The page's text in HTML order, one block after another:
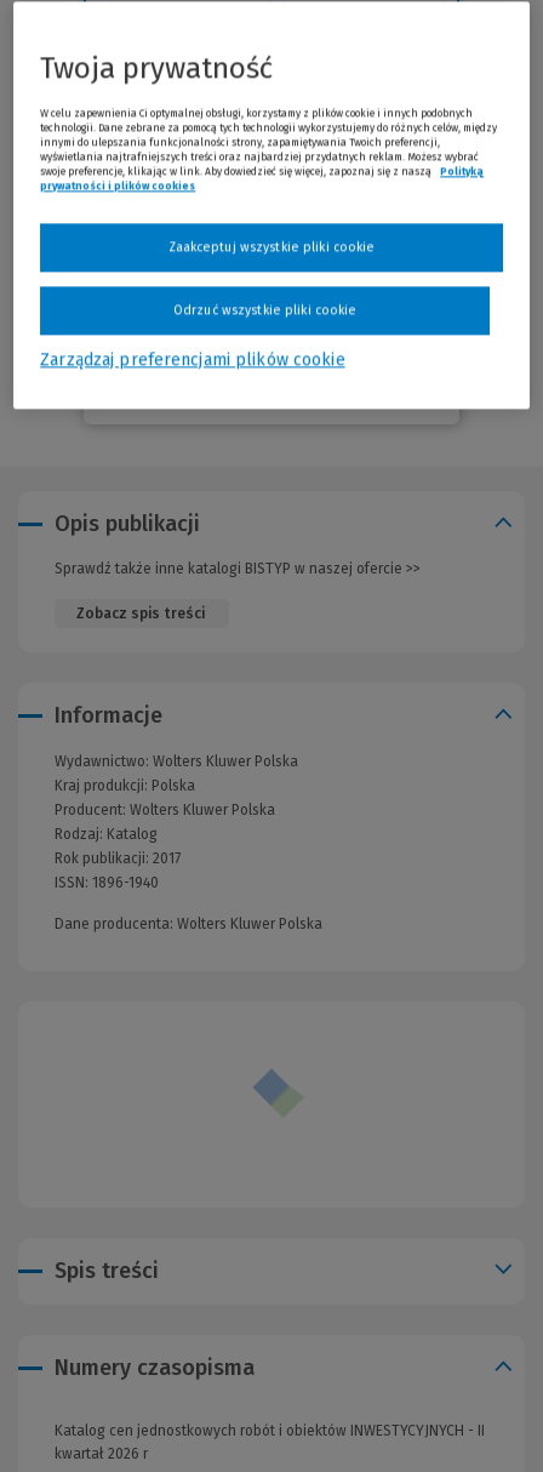
Opis publikacji
Sprawdź także inne katalogi BISTYP w naszej ofercie >>
Zobacz spis treści
Informacje
Wydawnictwo: Wolters Kluwer Polska
Kraj produkcji: Polska
Producent: Wolters Kluwer Polska
Rodzaj: Katalog
Rok publikacji: 2017
ISSN: 1896-1940
Dane producenta: Wolters Kluwer Polska
Spis treści
Numery czasopisma
Katalog cen jednostkowych robót i obiektów INWESTYCYJNYCH - II
kwartał 2026 r
Twoja prywatność
W celu zapewnienia Ci optymalnej obsługi, korzystamy z plików cookie i innych podobnych
technologii. Dane zebrane za pomocą tych technologii wykorzystujemy do różnych celów, między
innymi do ulepszania funkcjonalności strony, zapamiętywania Twoich preferencji,
wyświetlania najtrafniejszych treści oraz najbardziej przydatnych reklam. Możesz wybrać
swoje preferencje, klikając w link. Aby dowiedzieć się więcej, zapoznaj się z naszą
Polityką
prywatności i plików cookies
Zarządzaj preferencjami plików cookie
Odrzuć wszystkie pliki cookie
Zaakceptuj wszystkie pliki cookie